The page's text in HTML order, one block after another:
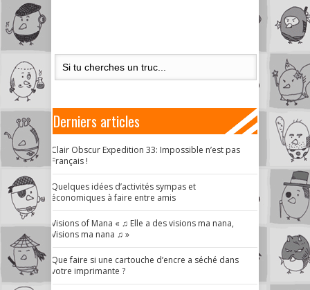
Derniers articles
Clair Obscur Expedition 33: Impossible n’est pas
Français !
Quelques idées d’activités sympas et
économiques à faire entre amis
Visions of Mana « ♫ Elle a des visions ma nana,
Visions ma nana ♫ »
Que faire si une cartouche d’encre a séché dans
votre imprimante ?